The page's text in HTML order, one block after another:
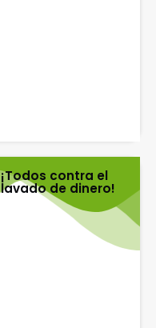
¡Todos contra el
lavado de dinero!